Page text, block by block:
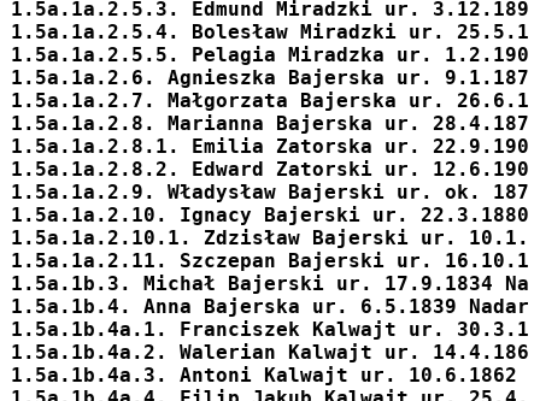
1.5a.1a.2.5.3. Edmund Miradzki ur.
1.5a.1a.2.5.4. Bolesław Miradzki ur.
1.5a.1a.2.5.5. Pelagia Miradzka ur.
1.5a.1a.2.6. Agnieszka Bajerska ur.
1.5a.1a.2.7. Małgorzata Bajerska ur.
1.5a.1a.2.8. Marianna Bajerska ur.
1.5a.1a.2.8.1. Emilia Zatorska ur.
1.5a.1a.2.8.2. Edward Zatorski ur.
1.5a.1a.2.9. Władysław Bajerski ur. ok. 1878
1.5a.1a.2.10. Ignacy Bajerski ur. 22.3.1880
1.5a.1a.2.10.1. Zdzisław Bajerski ur.
1.5a.1a.2.11. Szczepan Bajerski ur.
1.5a.1b.3. Michał Bajerski ur. 17.9.1834
1.5a.1b.4. Anna Bajerska ur. 6.5.1839
1.5a.1b.4a.1. Franciszek Kalwajt ur.
1.5a.1b.4a.2. Walerian Kalwajt ur.
1.5a.1b.4a.3. Antoni Kalwajt ur. 10.6.1862